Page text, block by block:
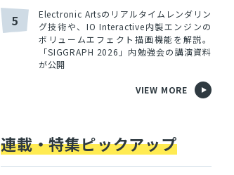
5
Electronic Artsのリアルタイムレンダリン
グ技術や、IO Interactive内製エンジンの
ボリュームエフェクト描画機能を解説。
「SIGGRAPH 2026」内勉強会の講演資料
が公開
VIEW MORE
連載・特集ピックアップ